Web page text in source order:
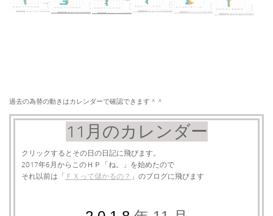
過去の為替の動きはカレンダーで確認できます＾＾
11月のカレンダー
クリックするとその日の日記に飛びます。
2017年6月からこのＨＰ「ね。」を始めたので
それ以前は「 ＦＸって儲かるの？ 」のブログに飛びます